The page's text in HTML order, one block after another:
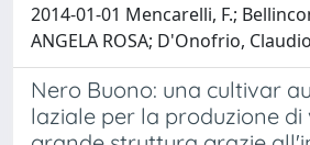
2014-01-01 Mencarelli, F.;
ANGELA ROSA; D'Onofrio,
Nero Buono: una cultivar
laziale per la produzione di